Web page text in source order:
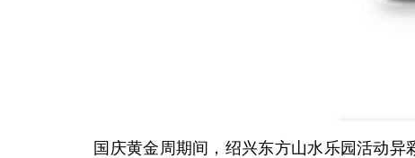
国庆黄金周期间，绍兴东方山水乐园活动异